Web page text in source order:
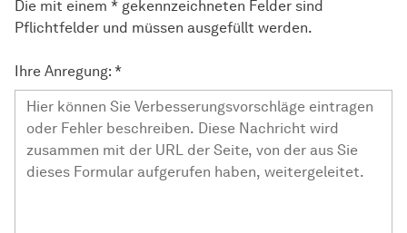
Die mit einem * gekennzeichneten Felder sind
Pflichtfelder und müssen ausgefüllt werden.
Ihre Anregung: *